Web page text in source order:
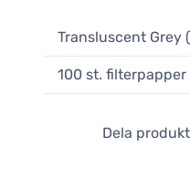
Transluscent Grey
100 st.
Dela